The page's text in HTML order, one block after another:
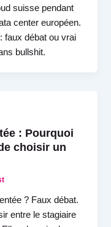
suisse pendant
center européen.
faux débat ou vrai
bullshit.
: Pourquoi
choisir un
? Faux débat.
entre le stagiaire